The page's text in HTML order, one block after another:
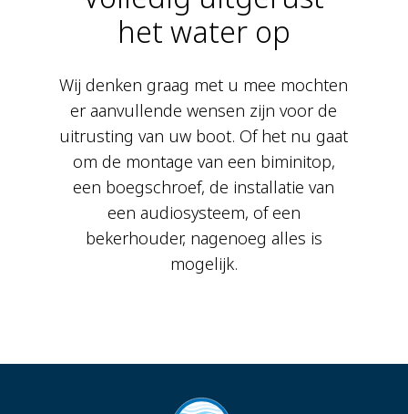
het water op
Wij denken graag met u mee mochten
er aanvullende wensen zijn voor de
uitrusting van uw boot. Of het nu gaat
om de montage van een biminitop,
een boegschroef, de installatie van
een audiosysteem, of een
bekerhouder, nagenoeg alles is
mogelijk.